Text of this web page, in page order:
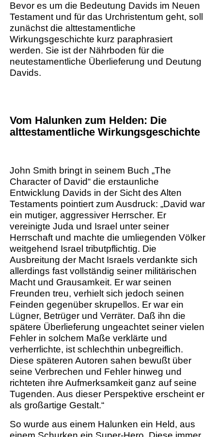
Bevor es um die Bedeutung Davids im Neuen
Testament und für das Urchristentum geht, soll
zunächst die alttestamentliche
Wirkungsgeschichte kurz paraphrasiert
werden. Sie ist der Nährboden für die
neutestamentliche Überlieferung und Deutung
Davids.
Vom Halunken zum Helden: Die
alttestamentliche Wirkungsgeschichte
John Smith bringt in seinem Buch „The
Character of David“ die erstaunliche
Entwicklung Davids in der Sicht des Alten
Testaments pointiert zum Ausdruck: „David war
ein mutiger, aggressiver Herrscher. Er
vereinigte Juda und Israel unter seiner
Herrschaft und machte die umliegenden Völker
weitgehend Israel tributpflichtig. Die
Ausbreitung der Macht Israels verdankte sich
allerdings fast vollständig seiner militärischen
Macht und Grausamkeit. Er war seinen
Freunden treu, verhielt sich jedoch seinen
Feinden gegenüber skrupellos. Er war ein
Lügner, Betrüger und Verräter. Daß ihn die
spätere Überlieferung ungeachtet seiner vielen
Fehler in solchem Maße verklärte und
verherrlichte, ist schlechthin unbegreiflich.
Diese späteren Autoren sahen bewußt über
seine Verbrechen und Fehler hinweg und
richteten ihre Aufmerksamkeit ganz auf seine
Tugenden. Aus dieser Perspektive erscheint er
als großartige Gestalt.“
So wurde aus einem Halunken ein Held, aus